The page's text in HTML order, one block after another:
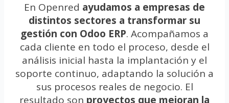
En Openred ayudamos a empresas de
distintos sectores a transformar su
gestión con Odoo ERP. Acompañamos a
cada cliente en todo el proceso, desde el
análisis inicial hasta la implantación y el
soporte continuo, adaptando la solución a
sus procesos reales de negocio. El
resultado son proyectos que mejoran la